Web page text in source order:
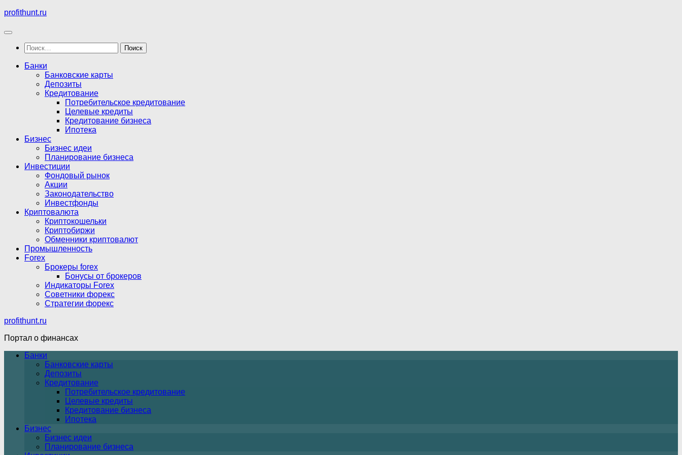
Перейти
содержимому
profithunt.ru
Найти:
Банки
Банковские карты
Депозиты
Кредитование
Потребительское кредитование
Целевые кредиты
Кредитование бизнеса
Ипотека
Бизнес
Бизнес идеи
Планирование бизнеса
Инвестиции
Фондовый рынок
Акции
Законодательство
Инвестфонды
Криптовалюта
Криптокошельки
Криптобиржи
Обменники криптовалют
Промышленность
Forex
Брокеры forex
Бонусы от брокеров
Индикаторы Forex
Советники форекс
Стратегии форекс
profithunt.ru
Портал о финансах
Банки
Банковские карты
Депозиты
Кредитование
Потребительское кредитование
Целевые кредиты
Кредитование бизнеса
Ипотека
Бизнес
Бизнес идеи
Планирование бизнеса